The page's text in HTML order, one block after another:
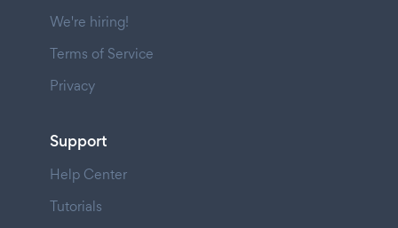
We're hiring!
Terms of Service
Privacy
Support
Help Center
Tutorials